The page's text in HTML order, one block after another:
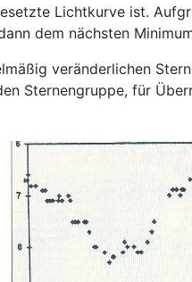
Lichtkurve ist.
dem nächsten
veränderlichen
Sternengruppe, für